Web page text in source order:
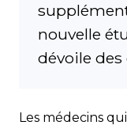
nouvelle
dévoile des
Les médecins